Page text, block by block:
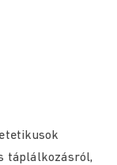
táplálkozásról,